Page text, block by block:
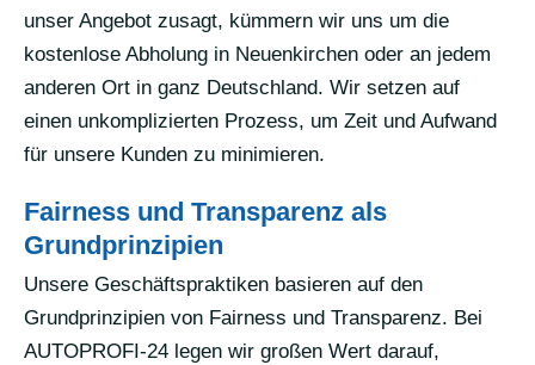
unser Angebot zusagt, kümmern wir uns um die
kostenlose Abholung in Neuenkirchen oder an jedem
anderen Ort in ganz Deutschland. Wir setzen auf
einen unkomplizierten Prozess, um Zeit und Aufwand
für unsere Kunden zu minimieren.
Fairness und Transparenz als
Grundprinzipien
Unsere Geschäftspraktiken basieren auf den
Grundprinzipien von Fairness und Transparenz. Bei
AUTOPROFI-24 legen wir großen Wert darauf,